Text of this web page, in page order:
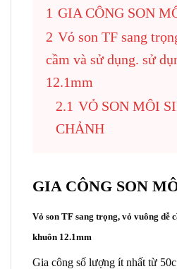
1 GIA CÔNG SON
2 Vỏ son TF sang
cầm và sử dụng. sử
12.1mm
2.1 VỎ SON MÔI
CHẢNH
GIA CÔNG SON
Vỏ son TF sang trọng, vỏ vuông dễ
khuôn 12.1mm
Gia công số lượng ít nhất từ